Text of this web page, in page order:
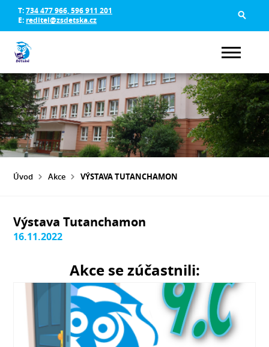
T:734 477 966, 596 911 201
E: reditel@zsdetska.cz
Úvod Akce VÝSTAVA TUTANCHAMON
Výstava Tutanchamon
16.11.2022
Akce se zúčastnili: